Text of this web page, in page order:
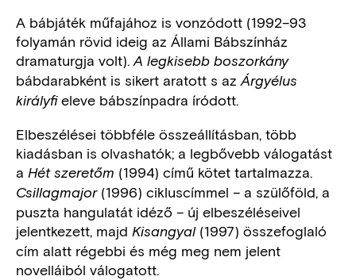
A bábjáték műfajához is vonzódott (1992–93
folyamán rövid ideig az Állami Bábszínház
dramaturgja volt).A legkisebb boszorkány
bábdarabként is sikert aratott s azÁrgyélus
királyfieleve bábszínpadra íródott.
Elbeszélései többféle összeállításban, több
kiadásban is olvashatók; a legbővebb válogatást
a Hét szeretőm (1994) című kötet tartalmazza.
Csillagmajor(1996) cikluscímmel – a szülőföld, a
puszta hangulatát idéző – új elbeszéléseivel
jelentkezett, majd Kisangyal(1997) összefoglaló
cím alatt régebbi és még meg nem jelent
novelláiból válogatott.